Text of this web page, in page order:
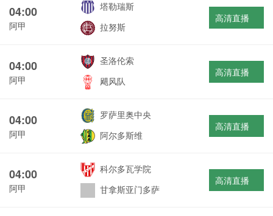
04:00
阿甲
塔勒瑞斯
拉努斯
高清直播
04:00
阿甲
圣洛伦索
飓风队
高清直播
04:00
阿甲
罗萨里奥中央
阿尔多斯维
高清直播
04:00
阿甲
科尔多瓦学院
甘拿斯亚门多萨
高清直播